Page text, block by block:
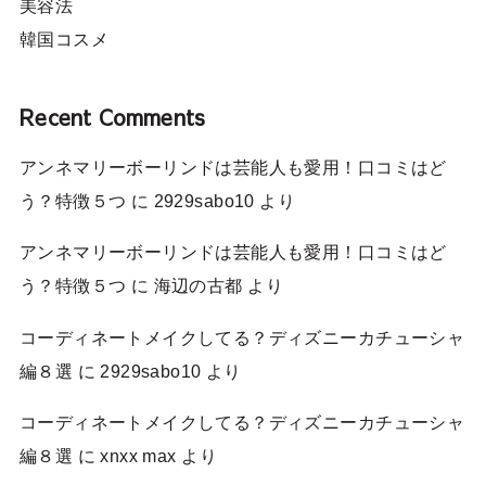
美容法
韓国コスメ
Recent Comments
アンネマリーボーリンドは芸能人も愛用！口コミはど
う？特徴５つ に 2929sabo10 より
アンネマリーボーリンドは芸能人も愛用！口コミはど
う？特徴５つ に 海辺の古都 より
コーディネートメイクしてる？ディズニーカチューシャ
編８選 に 2929sabo10 より
コーディネートメイクしてる？ディズニーカチューシャ
編８選 にxnxx max より